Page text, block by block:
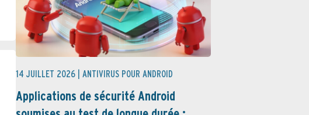
14 JUILLET 2026 | ANTIVIRUS POUR ANDROID
Applications de sécurité Android